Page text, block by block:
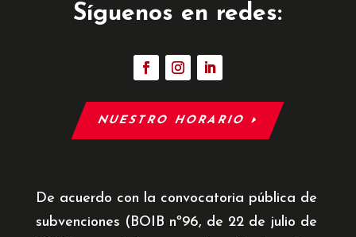
Síguenos en redes:
NUESTRO HORARIO
De acuerdo con la convocatoria pública de
subvenciones (BOIB nº96, de 22 de julio de